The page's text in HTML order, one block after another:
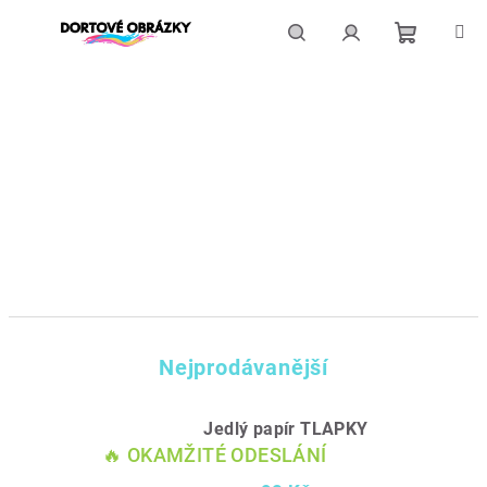
Nejprodávanější
Jedlý papír TLAPKY
🔥 OKAMŽITÉ ODESLÁNÍ